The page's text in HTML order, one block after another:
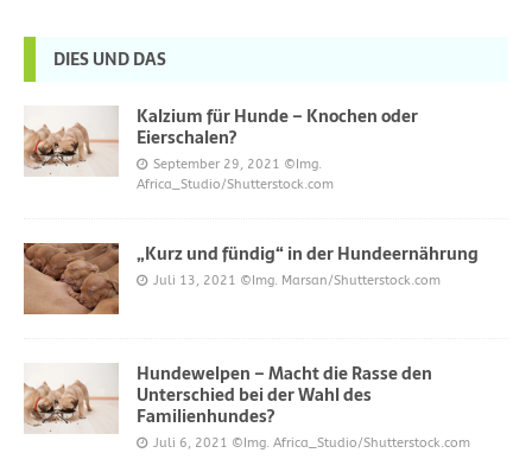
DIES UND DAS
Kalzium für Hunde – Knochen oder
Eierschalen?
September 29, 2021 ©Img.
Africa_Studio/Shutterstock.com
„Kurz und fündig“ in der Hundeernährung
Juli 13, 2021 ©Img. Marsan/Shutterstock.com
Hundewelpen – Macht die Rasse den
Unterschied bei der Wahl des
Familienhundes?
Juli 6, 2021 ©Img. Africa_Studio/Shutterstock.com